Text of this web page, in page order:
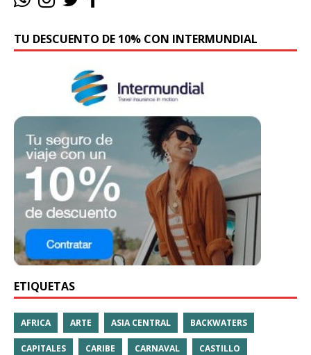
TU DESCUENTO DE 10% CON INTERMUNDIAL
ETIQUETAS
AFRICA ARTE ASIA CENTRAL BACKWATERS
CAPITALES CARIBE CARNAVAL CASTILLO